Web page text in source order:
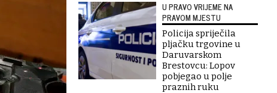
U PRAVO VRIJEME NA
PRAVOM MJESTU
Policija spriječila
pljačku trgovine u
Daruvarskom
Brestovcu: Lopov
pobjegao u polje
praznih ruku